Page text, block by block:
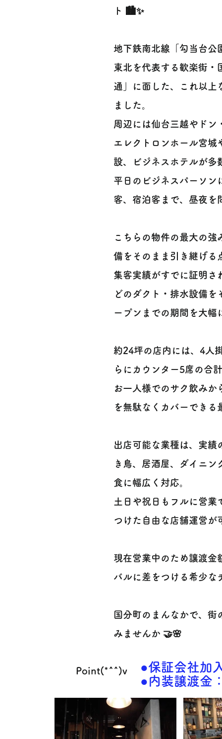
ト 🏙️✨
地下鉄南北線「勾当台公
東北を代表する歓楽街・
通」に面した、これ以上
ました。
周辺には仙台三越やドン
エレクトロンホール宮城
設、ビジネスホテルが多
平日のビジネスパーソン
客、宿泊客まで、昼夜
こちらの物件の最大の
備をそのまま引き継げる
集客実績がすでに証明さ
どのダクト・排水設備
ープンまでの期間を大幅
約24坪の店内には、4人
らにカウンター5席の合
お一人様でのサク飲みか
を無駄なくカバーでき
出店可能な業種は、実績
き鳥、居酒屋、ダイニ
食に幅広く対応。
土日や祝日もフルに営業
つけた自由な店舗運営が
現在営業中のため譲渡金
バルに差をつける希少な
国分町のまんなかで、街
みませんか 🤝🌸
Point(*^^)v
●保証会社加
●内装譲渡金